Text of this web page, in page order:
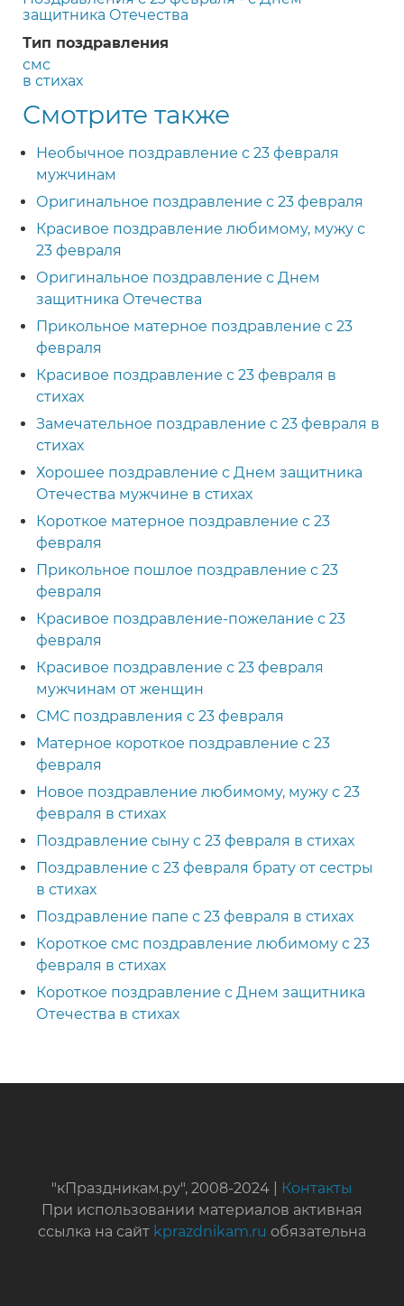
защитника Отечества
Тип поздравления
смс
в стихах
Смотрите также
Необычное поздравление с 23 февраля
мужчинам
Оригинальное поздравление с 23 февраля
Красивое поздравление любимому, мужу с
23 февраля
Оригинальное поздравление с Днем
защитника Отечества
Прикольное матерное поздравление с 23
февраля
Красивое поздравление с 23 февраля в
стихах
Замечательное поздравление с 23 февраля в
стихах
Хорошее поздравление с Днем защитника
Отечества мужчине в стихах
Короткое матерное поздравление с 23
февраля
Прикольное пошлое поздравление с 23
февраля
Красивое поздравление-пожелание с 23
февраля
Красивое поздравление с 23 февраля
мужчинам от женщин
СМС поздравления с 23 февраля
Матерное короткое поздравление с 23
февраля
Новое поздравление любимому, мужу с 23
февраля в стихах
Поздравление сыну с 23 февраля в стихах
Поздравление с 23 февраля брату от сестры
в стихах
Поздравление папе с 23 февраля в стихах
Короткое смс поздравление любимому с 23
февраля в стихах
Короткое поздравление с Днем защитника
Отечества в стихах
"кПраздникам.ру", 2008-2024 |
Контакты
При использовании материалов активная
ссылка на сайт kprazdnikam.ru обязательна